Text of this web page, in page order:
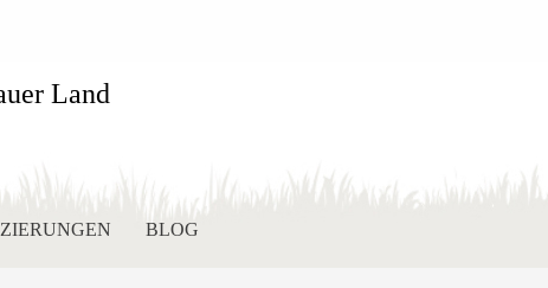
BLOG